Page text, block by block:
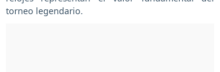
torneo legendario.